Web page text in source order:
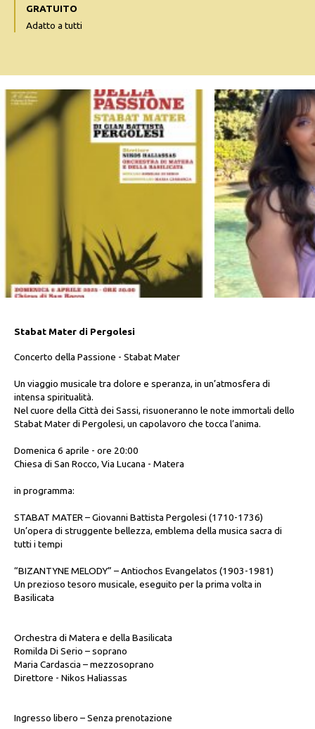
Stabat Mater di Pergolesi
Concerto della Passione - Stabat Mater
Un viaggio musicale tra dolore e speranza, in un’atmosfera di
intensa spiritualità.
Nel cuore della Città dei Sassi, risuoneranno le note immortali dello
Stabat Mater di Pergolesi, un capolavoro che tocca l’anima.
Domenica 6 aprile - ore 20:00
Chiesa di San Rocco, Via Lucana - Matera
in programma:
STABAT MATER – Giovanni Battista Pergolesi (1710-1736)
Un’opera di struggente bellezza, emblema della musica sacra di
tutti i tempi
“BIZANTYNE MELODY” – Antiochos Evangelatos (1903-1981)
Un prezioso tesoro musicale, eseguito per la prima volta in
Basilicata
Orchestra di Matera e della Basilicata
Romilda Di Serio – soprano
Maria Cardascia – mezzosoprano
Direttore - Nikos Haliassas
Ingresso libero – Senza prenotazione
GRATUITO
Adatto a tutti